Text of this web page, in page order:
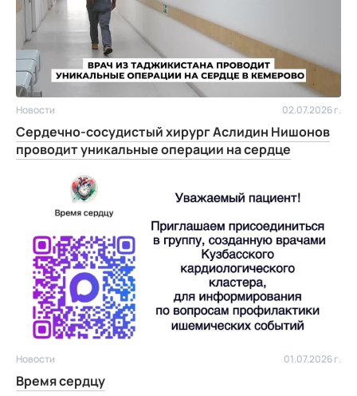
Новости 02.07.2026 г.
Сердечно-сосудистый хирург Аслидин Нишонов
проводит уникальные операции на сердце
Новости 01.07.2026 г.
Время сердцу